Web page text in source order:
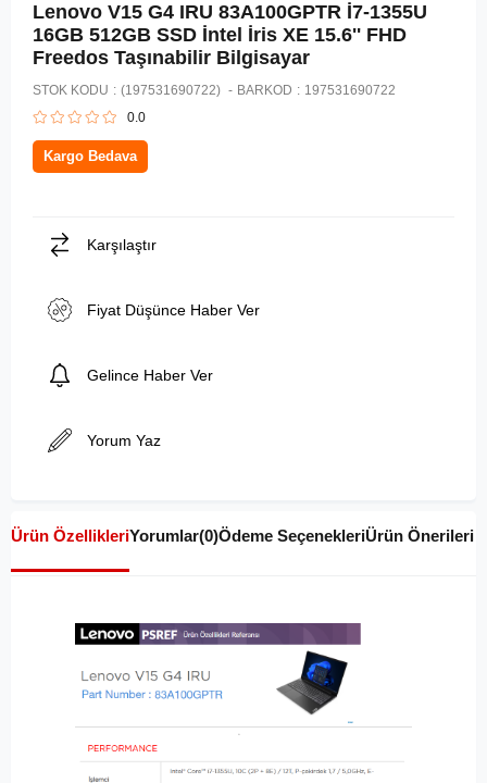
Lenovo V15 G4 IRU 83A100GPTR İ7-1355U
16GB 512GB SSD İntel İris XE 15.6'' FHD
Freedos Taşınabilir Bilgisayar
STOK KODU (197531690722) BARKOD : 197531690722
0.0
Kargo Bedava
Karşılaştır
Fiyat Düşünce Haber Ver
Gelince Haber Ver
Yorum Yaz
Ürün ÖzellikleriYorumlar(0)Ödeme SeçenekleriÜrün Önerileri